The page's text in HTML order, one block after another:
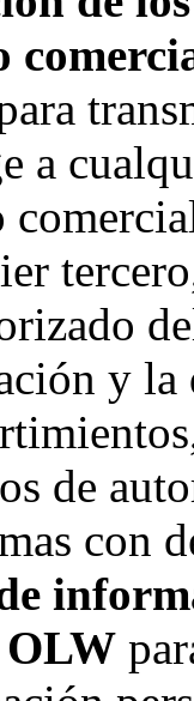
a
y
de
con
OLW